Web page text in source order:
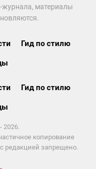
журнала, материалы
Гид по стилю
Гид по стилю
2026.
копирование
редакцией запрещено.